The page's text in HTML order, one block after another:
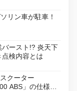
リン車が駐車！
ースト!? 炎天下
検内容とは
クーター
ABS」の仕様を